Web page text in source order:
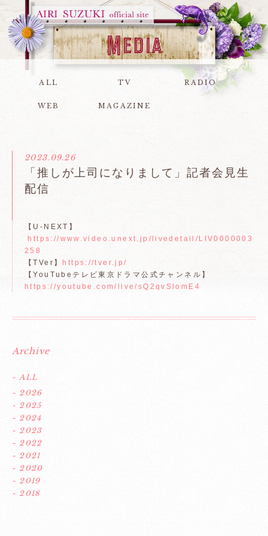
ALL TV RADIO
WEB MAGAZINE
2023.09.26
「推しが上司になりまして」記者会見生
配信
【U-NEXT】
https://www.video.unext.jp/livedetail/LIV0000003
258
【TVer】https://tver.jp/
【YouTubeテレビ東京ドラマ公式チャンネル】
https://youtube.com/live/sQ2qvSlomE4
Archive
- ALL
- 2026
- 2025
- 2024
- 2023
- 2022
- 2021
- 2020
- 2019
- 2018